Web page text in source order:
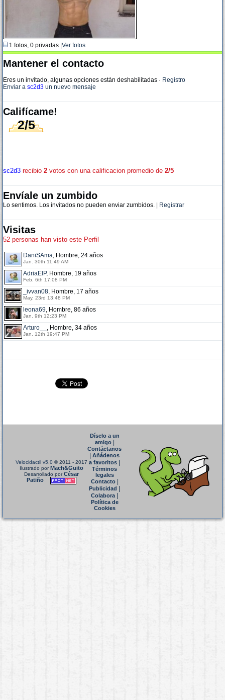
1 fotos, 0 privadas | Ver fotos
Mantener el contacto
Eres un invitado, algunas opciones están deshabilitadas · Registro
Enviar a sc2d3 un nuevo mensaje
Califícame!
2/5
sc2d3 recibio 2 votos con una calificacion promedio de 2/5
Envíale un zumbido
Lo sentimos. Los invitados no pueden enviar zumbidos. | Registrar
Visitas
52 personas han visto este Perfil
DaniSAma, Hombre, 24 años
Jan. 30th 11:49 AM
AdriaElP, Hombre, 19 años
Feb. 6th 17:08 PM
_ivvan08, Hombre, 17 años
May. 23rd 13:48 PM
leona69, Hombre, 86 años
Jan. 9th 12:23 PM
Arturo__ , Hombre, 34 años
Jan. 12th 19:47 PM
Velocidactil v5.0 © 2011 - 2017
Ilustrado porMach&Guito
Desarrollado porCésar
Patiño
Díselo a un
amigo|
Contáctanos
Añádenos
a favoritos
Términos
legales
Contacto|
Publicidad
Colabora|
Política de
Cookies